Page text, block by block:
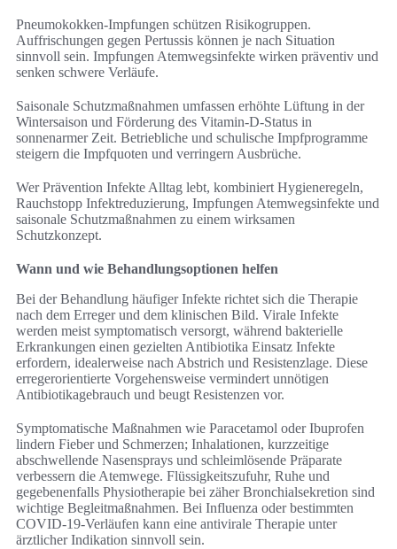
Pneumokokken-Impfungen schützen Risikogruppen.
Auffrischungen gegen Pertussis können je nach Situation
sinnvoll sein. Impfungen Atemwegsinfekte wirken präventiv und
senken schwere Verläufe.
Saisonale Schutzmaßnahmen umfassen erhöhte Lüftung in der
Wintersaison und Förderung des Vitamin-D-Status in
sonnenarmer Zeit. Betriebliche und schulische Impfprogramme
steigern die Impfquoten und verringern Ausbrüche.
Wer Prävention Infekte Alltag lebt, kombiniert Hygieneregeln,
Rauchstopp Infektreduzierung, Impfungen Atemwegsinfekte und
saisonale Schutzmaßnahmen zu einem wirksamen
Schutzkonzept.
Wann und wie Behandlungsoptionen helfen
Bei der Behandlung häufiger Infekte richtet sich die Therapie
nach dem Erreger und dem klinischen Bild. Virale Infekte
werden meist symptomatisch versorgt, während bakterielle
Erkrankungen einen gezielten Antibiotika Einsatz Infekte
erfordern, idealerweise nach Abstrich und Resistenzlage. Diese
erregerorientierte Vorgehensweise vermindert unnötigen
Antibiotikagebrauch und beugt Resistenzen vor.
Symptomatische Maßnahmen wie Paracetamol oder Ibuprofen
lindern Fieber und Schmerzen; Inhalationen, kurzzeitige
abschwellende Nasensprays und schleimlösende Präparate
verbessern die Atemwege. Flüssigkeitszufuhr, Ruhe und
gegebenenfalls Physiotherapie bei zäher Bronchialsekretion sind
wichtige Begleitmaßnahmen. Bei Influenza oder bestimmten
COVID-19-Verläufen kann eine antivirale Therapie unter
ärztlicher Indikation sinnvoll sein.